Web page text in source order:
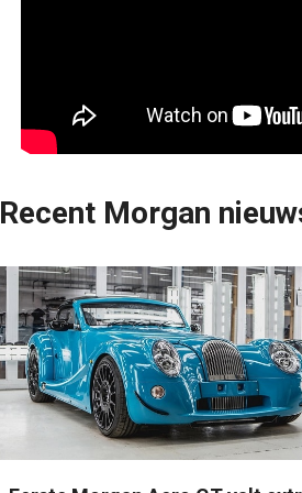
Recent Morgan